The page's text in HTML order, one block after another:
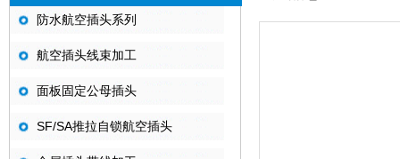
防水航空插头系列
航空插头线束加工
面板固定公母插头
SF/SA推拉自锁航空插头